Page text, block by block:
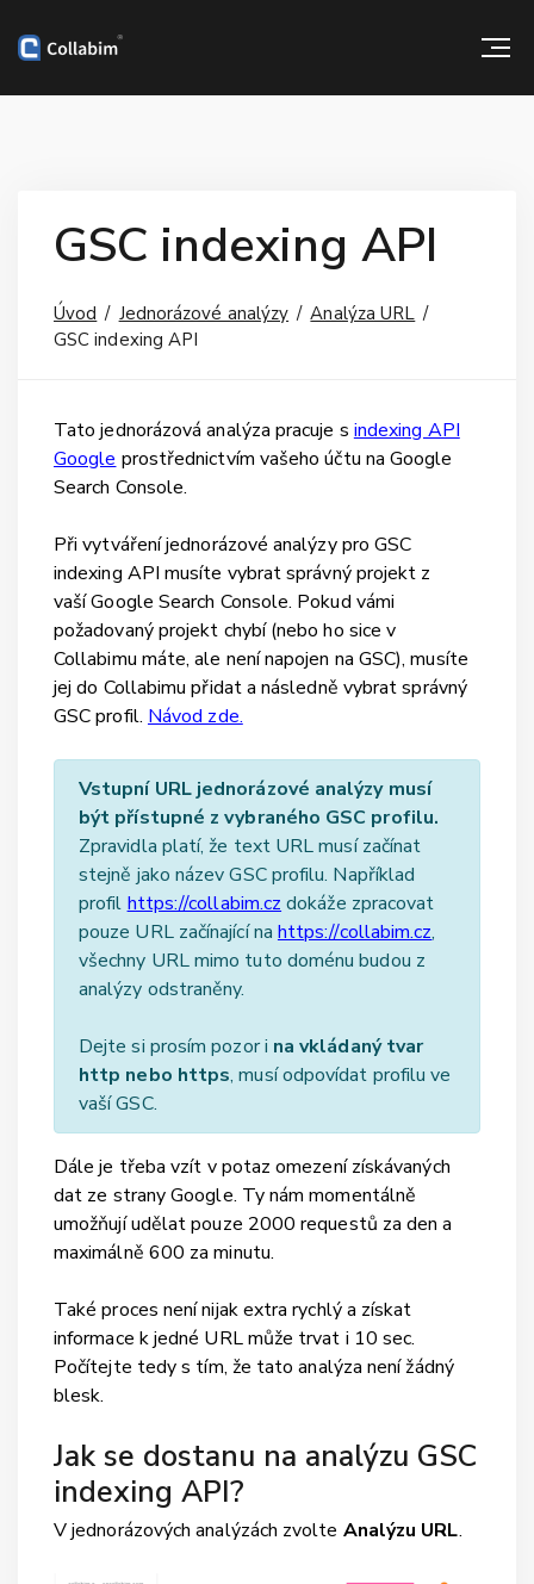
GSC indexing API
Úvod Jednorázové analýzy
Analýza URL
GSC indexing API
Tato jednorázová analýza pracuje s indexing API
Google prostřednictvím vašeho účtu na Google
Search Console.
Při vytváření jednorázové analýzy pro GSC
indexing API musíte vybrat správný projekt z
vaší Google Search Console. Pokud vámi
požadovaný projekt chybí (nebo ho sice v
Collabimu máte, ale není napojen na GSC), musíte
jej do Collabimu přidat a následně vybrat správný
GSC profil. Návod zde.
Vstupní URL jednorázové analýzy musí
být přístupné z vybraného GSC profilu.
Zpravidla platí, že text URL musí začínat
stejně jako název GSC profilu. Například
profil https://collabim.cz dokáže zpracovat
pouze URL začínající na https://collabim.cz,
všechny URL mimo tuto doménu budou z
analýzy odstraněny.
Dejte si prosím pozor i na vkládaný tvar
http nebo https, musí odpovídat profilu ve
vaší GSC.
Dále je třeba vzít v potaz omezení získávaných
dat ze strany Google. Ty nám momentálně
umožňují udělat pouze 2000 requestů za den a
maximálně 600 za minutu.
Také proces není nijak extra rychlý a získat
informace k jedné URL může trvat i 10 sec.
Počítejte tedy s tím, že tato analýza není žádný
blesk.
Jak se dostanu na analýzu GSC
indexing API?
V jednorázových analýzách zvolte Analýzu URL.